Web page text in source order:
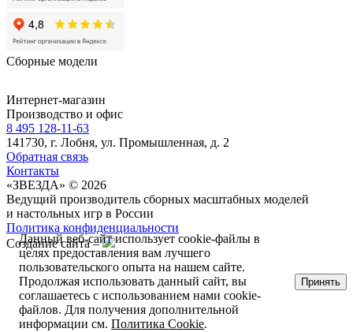
Сборные модели
Интернет-магазин
Производство и офис
8 495 128-11-63
141730, г. Лобня, ул. Промышленная, д. 2
Обратная связь
Контакты
«ЗВЕЗДА» © 2026
Ведущий производитель сборных масштабных моделей
и настольных игр в России
Политика конфиденциальности
Создание сайта –
Данный веб-сайт использует cookie-файлы в
целях предоставления вам лучшего
пользовательского опыта на нашем сайте.
Продолжая использовать данный сайт, вы
соглашаетесь с использованием нами cookie-
файлов. Для получения дополнительной
информации см.Политика Cookie.
Принять